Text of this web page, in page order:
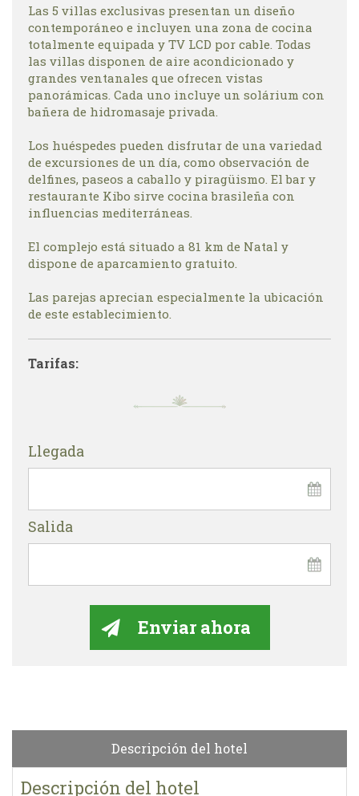
Las 5 villas exclusivas presentan un diseño
contemporáneo e incluyen una zona de cocina
totalmente equipada y TV LCD por cable. Todas
las villas disponen de aire acondicionado y
grandes ventanales que ofrecen vistas
panorámicas. Cada uno incluye un solárium con
bañera de hidromasaje privada.
Los huéspedes pueden disfrutar de una variedad
de excursiones de un día, como observación de
delfines, paseos a caballo y piragüismo. El bar y
restaurante Kibo sirve cocina brasileña con
influencias mediterráneas.
El complejo está situado a 81 km de Natal y
dispone de aparcamiento gratuito.
Las parejas aprecian especialmente la ubicación
de este establecimiento.
Tarifas:
Llegada
Salida
Descripción del hotel
Descripción del hotel